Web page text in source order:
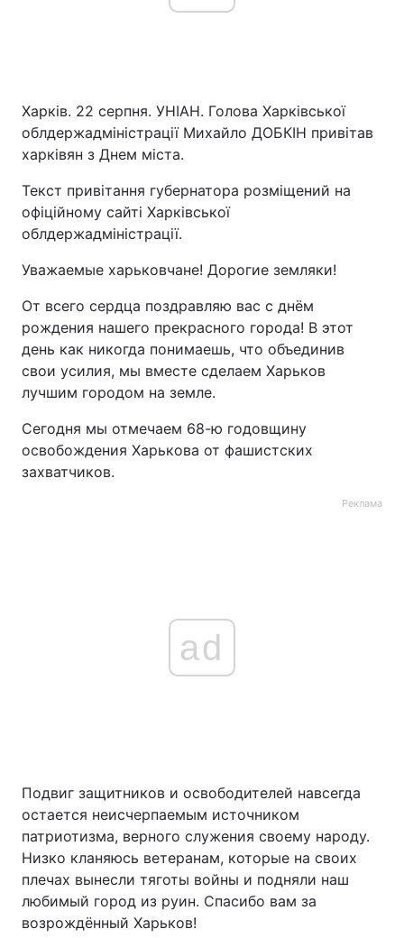
Харків. 22 серпня. УНІАН. Голова Харківської
облдержадміністрації Михайло ДОБКІН привітав
харківян з Днем міста.
Текст привітання губернатора розміщений на
офіційному сайті Харківської
облдержадміністрації.
Уважаемые харьковчане! Дорогие земляки!
От всего сердца поздравляю вас с днём
рождения нашего прекрасного города! В этот
день как никогда понимаешь, что объединив
свои усилия, мы вместе сделаем Харьков
лучшим городом на земле.
Сегодня мы отмечаем 68-ю годовщину
освобождения Харькова от фашистских
захватчиков.
Реклама
ad
Подвиг защитников и освободителей навсегда
остается неисчерпаемым источником
патриотизма, верного служения своему народу.
Низко кланяюсь ветеранам, которые на своих
плечах вынесли тяготы войны и подняли наш
любимый город из руин. Спасибо вам за
возрождённый Харьков!